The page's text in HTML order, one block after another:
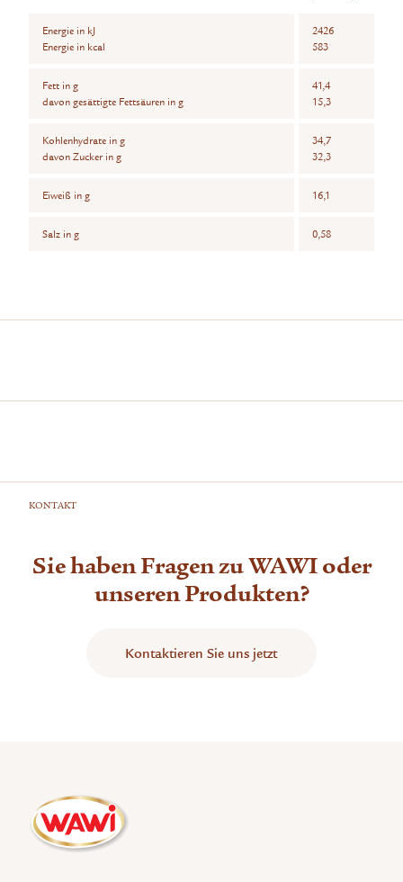
Energie in kJ
Energie in kcal
2426
583
Fett in g
davon gesättigte Fettsäuren in g
41,4
15,3
Kohlenhydrate in g
davon Zucker in g
34,7
32,3
Eiweiß in g 16,1
Salz in g 0,58
KONTAKT
Sie haben Fragen zu WAWI oder
unseren Produkten?
Kontaktieren Sie uns jetzt